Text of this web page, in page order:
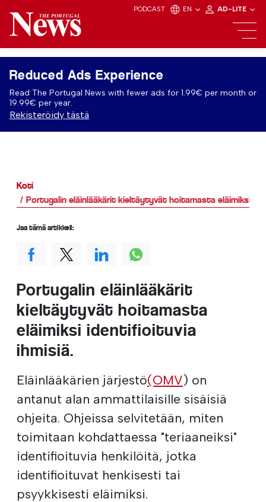
PODCAST EN AD-LITE
Reduced Ads Experience
Read The Portugal News with fewer ads for 1.99€ per month or
19.99€ per year.
Rekisteröidy tästä
Koti
Portugalin eläinlääkärit kieltäytyvät hoitamasta eläimiksi
Portugalin eläinlääkärit
kieltäytyvät hoitamasta
eläimiksi identifioituvia
ihmisiä.
Eläinlääkärien järjestö(OMV) on
antanut alan ammattilaisille sisäisiä
ohjeita. Ohjeissa selvitetään, miten
toimitaan kohdattaessa "teriaaneiksi"
identifioituvia henkilöitä, jotka
identifioituvat henkisesti tai
psyykkisesti eläimiksi.
Jaa tämä artikkeli: